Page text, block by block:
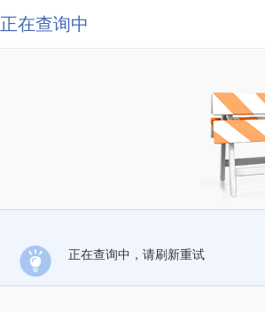
正在查询中
正在查询中，请刷新重试